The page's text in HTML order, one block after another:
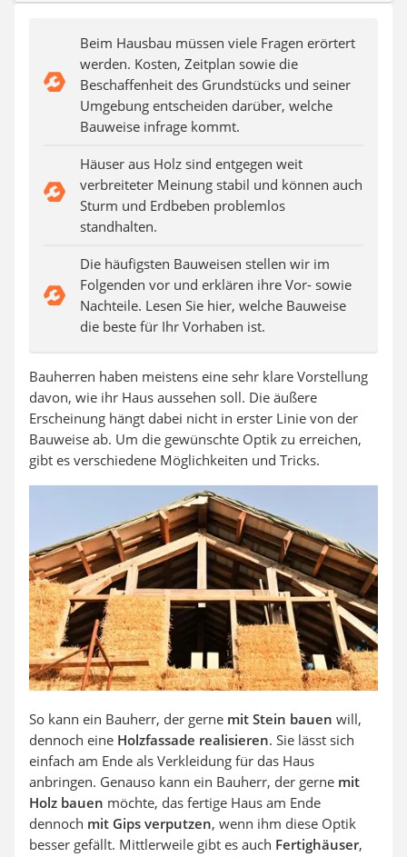
Video-Türsprechanlage
Beim Hausbau müssen viele Fragen erörtert
werden. Kosten, Zeitplan sowie die
Beschaffenheit des Grundstücks und seiner
Umgebung entscheiden darüber, welche
Bauweise infrage kommt.
Häuser aus Holz sind entgegen weit
verbreiteter Meinung stabil und können auch
Sturm und Erdbeben problemlos
standhalten.
Die häufigsten Bauweisen stellen wir im
Folgenden vor und erklären ihre Vor- sowie
Nachteile. Lesen Sie hier, welche Bauweise
die beste für Ihr Vorhaben ist.
Bauherren haben meistens eine sehr klare Vorstellung
davon, wie ihr Haus aussehen soll. Die äußere
Erscheinung hängt dabei nicht in erster Linie von der
Bauweise ab. Um die gewünschte Optik zu erreichen,
gibt es verschiedene Möglichkeiten und Tricks.
So kann ein Bauherr, der gerne mit Stein bauen will,
dennoch eine Holzfassade realisieren. Sie lässt sich
einfach am Ende als Verkleidung für das Haus
anbringen. Genauso kann ein Bauherr, der gerne mit
Holz bauen möchte, das fertige Haus am Ende
dennoch mit Gips verputzen, wenn ihm diese Optik
besser gefällt. Mittlerweile gibt es auch Fertighäuser,